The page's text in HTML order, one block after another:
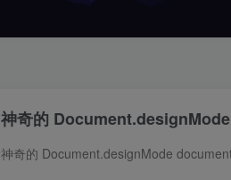
神奇的 Document.designMode